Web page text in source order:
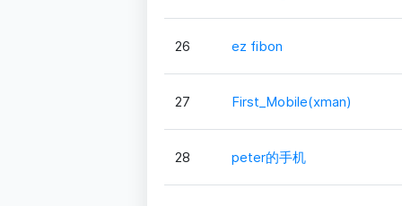
26 ez fibon
27 First_Mobile(xman)
28 peter的手机